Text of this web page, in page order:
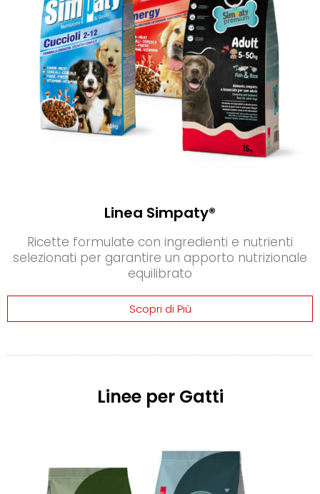
Linea Simpaty®
Ricette formulate con ingredienti e nutrienti
selezionati per garantire un apporto nutrizionale
equilibrato
Scopri di Più
Linee per Gatti